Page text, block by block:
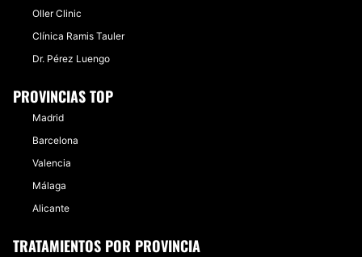
Oller Clinic
Clínica Ramis Tauler
Dr. Pérez Luengo
PROVINCIAS TOP
Madrid
Barcelona
Valencia
Málaga
Alicante
TRATAMIENTOS POR PROVINCIA